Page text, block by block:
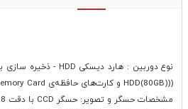
((HDD(80GB) و کارت‌های حافظه‌ی SD,SDHC,SDXC Memory Card
مشخصات حسگر و تصویر: حسگر CCD با دقت 0.8 مگاپیکسل